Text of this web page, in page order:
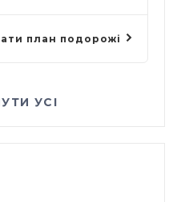
план подорожі
УСІ